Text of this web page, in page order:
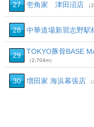
27 壱角家 津田沼店 （
28 中華道場新習志野駅
29 TOKYO豚骨BASE
（2,704m）
30 増田家 海浜幕張店